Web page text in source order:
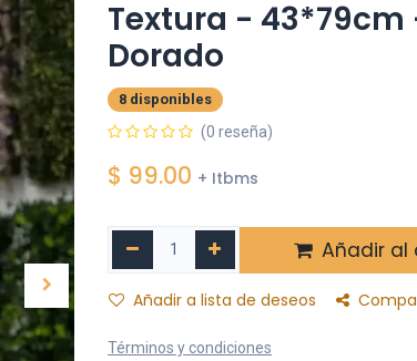
Textura - 43*79cm
Dorado
8 disponibles
(0 reseña)
$ 99.00 + Itbms
Añadir al
Añadir a lista de deseos
Términos y condiciones